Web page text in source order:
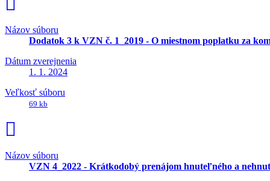
Názov súboru
Dodatok 3 k VZN č. 1_2019 - O miestnom poplatku za
Dátum zverejnenia
1. 1. 2024
Veľkosť súboru
69 kb
Názov súboru
VZN 4_2022 - Krátkodobý prenájom hnuteľného a